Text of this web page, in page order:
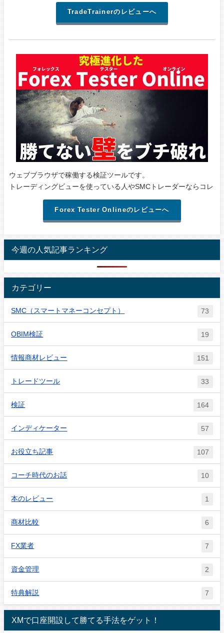
TradeTrainerのレビューへ
ウェブブラウザで稼働する検証ツールです。
トレーディングビューを使っている人やSMCトレーダーならコレ
Forex Tester Onlineのレビューへ
今週の人気記事ランキング
カテゴリー
SMC（スマートマネーコンセプト） 73
OBIM検証 19
情報商材レビュー 151
トレードツール 33
検証 164
インディケーター 57
お役立ち記事 107
コーチ時代のお話 10
本のレビュー 1
商材比較 6
FX業者 7
資金管理 2
特典解説 7
XMで口座開設して勝てる手法をゲット！